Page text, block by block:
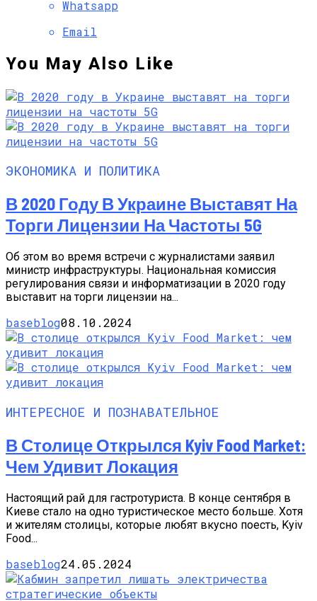
Whatsapp
Email
You May Also Like
ЭКОНОМИКА И ПОЛИТИКА
В 2020 Году В Украине Выставят На
Торги Лицензии На Частоты 5G
Об этом во время встречи с журналистами заявил
министр инфраструктуры. Национальная комиссия
регулирования связи и информатизации в 2020 году
выставит на торги лицензии на...
baseblog08.10.2024
ИНТЕРЕСНОЕ И ПОЗНАВАТЕЛЬНОЕ
В Столице Открылся Kyiv Food Market:
Чем Удивит Локация
Настоящий рай для гастротуриста. В конце сентября в
Киеве стало на одно туристическое место больше. Хотя
и жителям столицы, которые любят вкусно поесть, Kyiv
Food...
baseblog24.05.2024